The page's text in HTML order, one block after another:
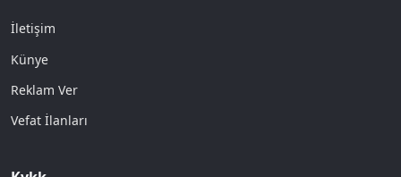
İletişim
Künye
Reklam Ver
Vefat İlanları